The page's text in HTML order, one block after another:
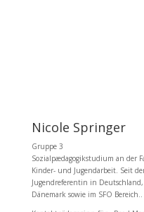
Nicole Springer
Gruppe 3
Sozialpædagogikstudium an der
Kinder- und Jugendarbeit. Seit
Jugendreferentin in
Dänemark sowie im SFO Bereich..